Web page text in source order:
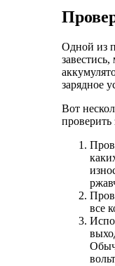
Одной из
зарядное
Вот
проверить
все